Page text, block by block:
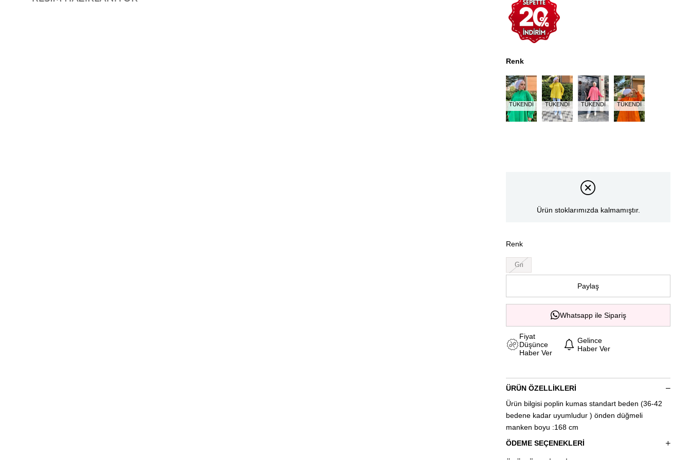
Renk
TÜKENDI TÜKENDI TÜKENDI TÜKENDI
Ürün stoklarımızda kalmamıştır.
Renk
Gri
Paylaş
Whatsapp ile Sipariş
Fiyat
Düşünce
Haber Ver
Gelince
Haber Ver
ÜRÜN ÖZELLIKLERI
Ürün bilgisi poplin kumas standart beden (36-42
bedene kadar uyumludur ) önden düğmeli
manken boyu :168 cm
ÖDEME SEÇENEKLERI